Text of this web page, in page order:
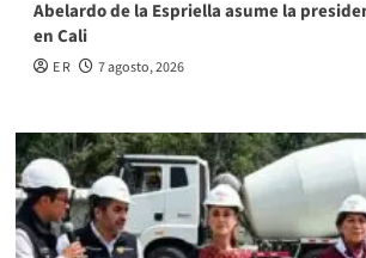
Abelardo de la Espriella asume la
en Cali
E R 7 agosto, 2026